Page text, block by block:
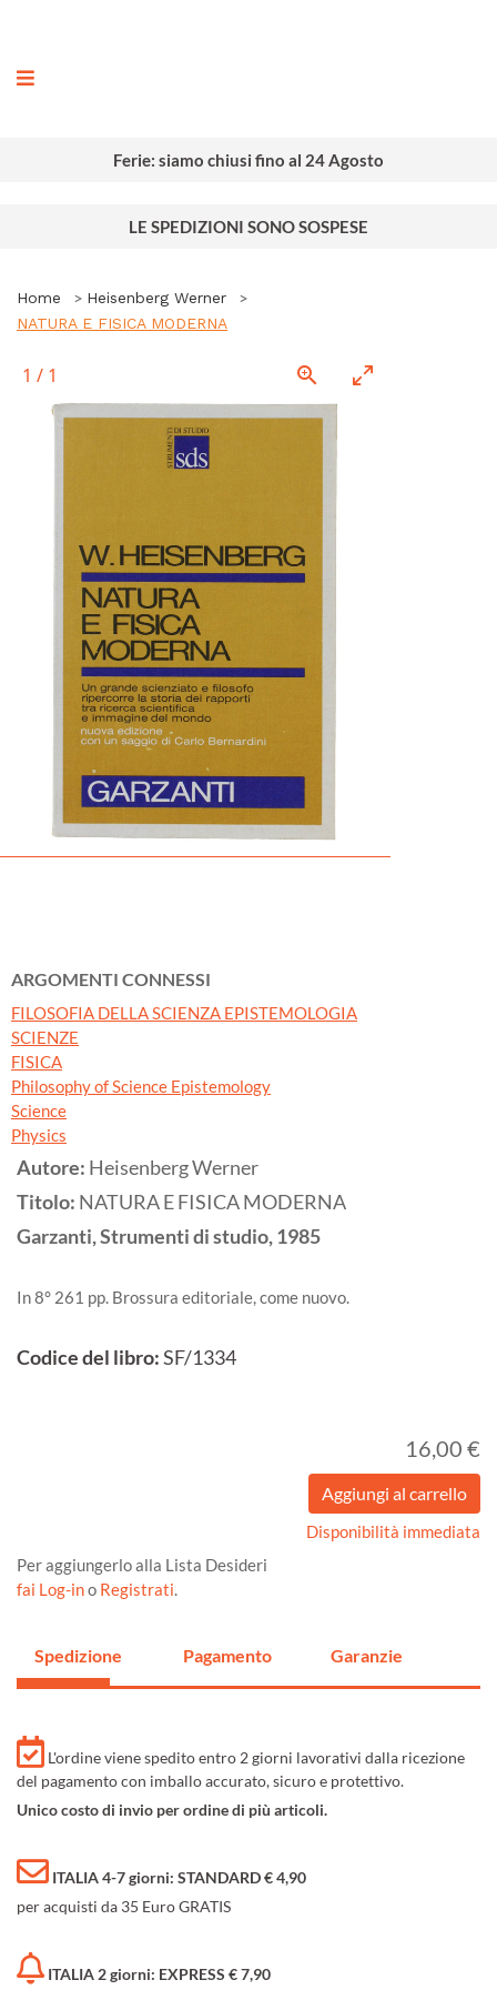
Ferie: siamo chiusi fino al 24 Agosto
LE SPEDIZIONI SONO SOSPESE
Home
Heisenberg Werner
NATURA E FISICA MODERNA
1 / 1
ARGOMENTI CONNESSI
FILOSOFIA DELLA SCIENZA EPISTEMOLOGIA
SCIENZE
FISICA
Philosophy of Science Epistemology
Science
Physics
Autore: Heisenberg Werner
Titolo: NATURA E FISICA MODERNA
Garzanti, Strumenti di studio,1985
In 8° 261 pp. Brossura editoriale, come nuovo.
Codice del libro:SF/1334
16,00 €
Disponibilità immediata
Per aggiungerlo alla Lista Desideri
fai Log-ino Registrati.
Spedizione Pagamento Garanzie
L'ordine viene spedito entro 2 giorni lavorativi dalla ricezione
del pagamento con imballo accurato, sicuro e protettivo.
Unico costo di invio per ordine di più articoli.
ITALIA 4-7 giorni: STANDARD € 4,90
per acquisti da 35 Euro GRATIS
ITALIA 2 giorni: EXPRESS € 7,90